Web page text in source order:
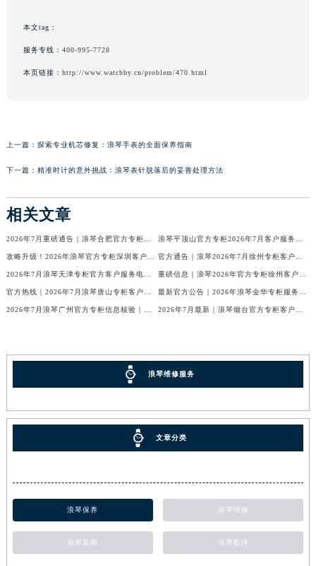
本文tag：
服务专线： 400-995-7728
本页链接： http://www.watchby.cn/problem/470.html
上一篇： 探索专业机芯修复：浪琴手表的全面保养指南
下一篇： 精准时计的意外挑战：浪琴表针脱落后的妥善处理方法
相关文章
浪琴维修服务
文章分类
浪琴保养 浪琴维修
浪琴新闻 浪琴配件